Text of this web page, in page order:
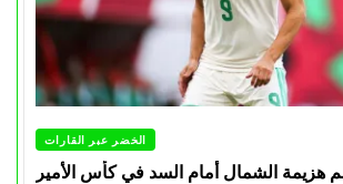
الخضر عبر القارات
هزيمة الشمال أمام السد في كأس الأمير